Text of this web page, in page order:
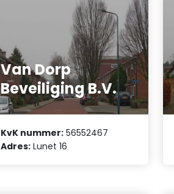
Van Dorp
Beveiliging B.V.
KvK nummer: 56552467
Adres: Lunet 16